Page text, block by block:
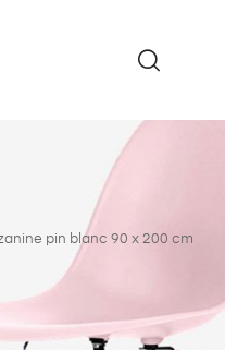
pin blanc 90 x 200 cm